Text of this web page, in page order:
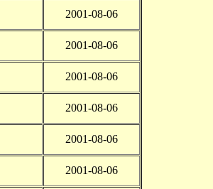
2001-08-06
2001-08-06
2001-08-06
2001-08-06
2001-08-06
2001-08-06